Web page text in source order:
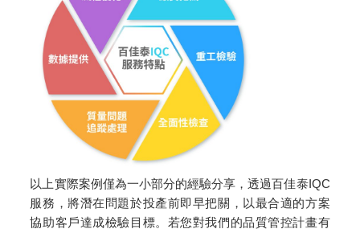
以上實際案例僅為一小部分的經驗分享，透過百佳泰IQC
服務，將潛在問題於投產前即早把關，以最合適的方案
協助客戶達成檢驗目標。若您對我們的品質管控計畫有